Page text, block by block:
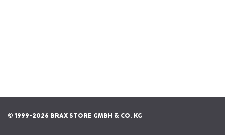
© 1999-2026 BRAX STORE GMBH & CO. KG